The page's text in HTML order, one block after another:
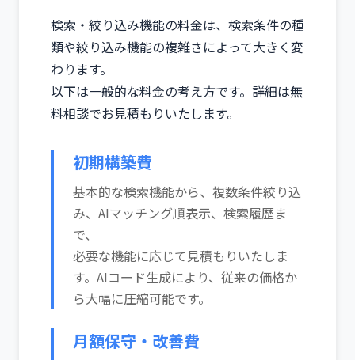
検索・絞り込み機能の料金は、検索条件の種
類や絞り込み機能の複雑さによって大きく変
わります。
以下は一般的な料金の考え方です。詳細は無
料相談でお見積もりいたします。
初期構築費
基本的な検索機能から、複数条件絞り込
み、AIマッチング順表示、検索履歴ま
で、
必要な機能に応じて見積もりいたしま
す。AIコード生成により、従来の価格か
ら大幅に圧縮可能です。
月額保守・改善費